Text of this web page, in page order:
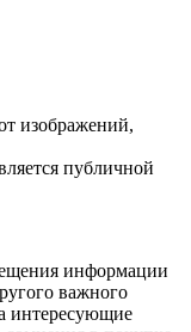
изображений,
публичной
информации
важного
интересующие